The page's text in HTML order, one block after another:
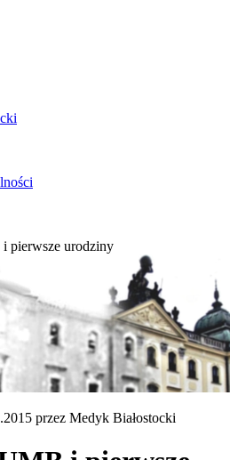
pierwsze urodziny
przez Medyk Białostocki